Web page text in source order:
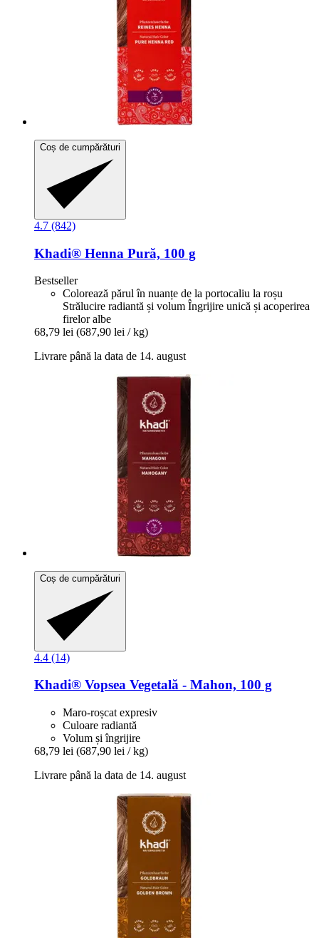
Coș de cumpărături
4.7 (842)
Khadi® Henna Pură, 100 g
Bestseller
Colorează părul în nuanțe de la portocaliu la roșu
Strălucire radiantă și volum Îngrijire unică și acoperirea
firelor albe
68,79 lei (687,90 lei / kg)
Livrare până la data de 14. august
Coș de cumpărături
4.4 (14)
Khadi® Vopsea Vegetală -​ Mahon, 100 g
Maro-roșcat expresiv
Culoare radiantă
Volum și îngrijire
68,79 lei (687,90 lei / kg)
Livrare până la data de 14. august